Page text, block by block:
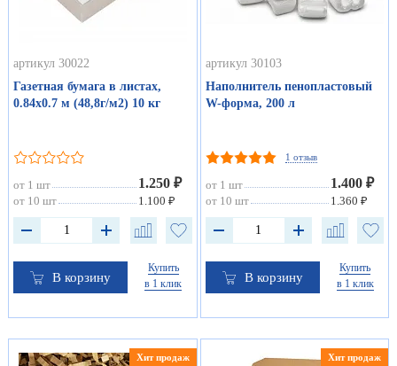
артикул 30022
Газетная бумага в листах,
0.84х0.7 м (48,8г/м2) 10 кг
от 1 шт 1.250 ₽
от 10 шт 1.100 ₽
В корзину
Купить
в 1 клик
артикул 30103
Наполнитель пенопластовый
W-форма, 200 л
1 отзыв
от 1 шт 1.400 ₽
от 10 шт 1.360 ₽
В корзину
Купить
в 1 клик
Хит продаж Хит продаж